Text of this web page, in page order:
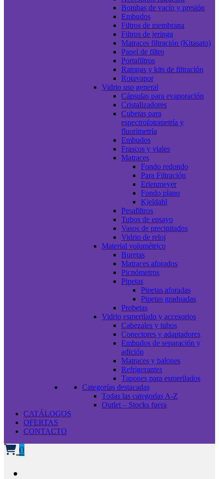
Bombas de vacío y presión
Embudos
Filtros de membrana
Filtros de jeringa
Matraces filtración (Kitasato)
Papel de filtro
Portafiltros
Rampas y kits de filtración
Rotavapor
Vidrio uso general
Cápsulas para evaporación
Cristalizadores
Cubetas para
espectrofotometría y
fluorimetría
Embudos
Frascos y viales
Matraces
Fondo redondo
Para Filtración
Erlenmeyer
Fondo plano
Kjeldahl
Pesafiltros
Tubos de ensayo
Vasos de precipitados
Vidrio de reloj
Material volumétrico
Buretas
Matraces aforados
Picnómetros
Pipetas
Pipetas aforadas
Pipetas graduadas
Probetas
Vidrio esmerilado y accesorios
Cabezales y tubos
Conectores y adaptadores
Embudos de separación y
adición
Matraces y balones
Refrigerantes
Tapones para esmerilados
Categorías destacadas
Todas las categorías A-Z
Outlet – Stocks fuera
CATÁLOGOS
OFERTAS
CONTACTO
0